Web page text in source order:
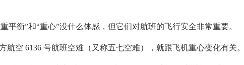
平衡”和“重心”没什么体感，但它们对航班的飞行安全非常重要。
航空 6136 号航班空难（又称五七空难），就跟飞机重心变化有关